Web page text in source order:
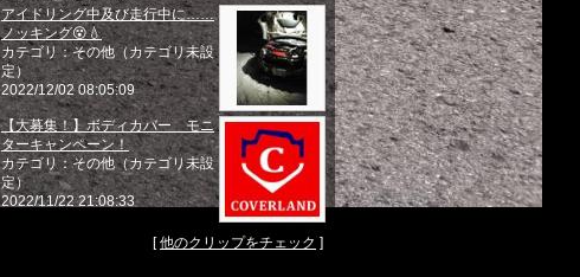
アイドリング中及び走行中に……
ノッキング😵💧
カテゴリ：その他（カテゴリ未設
定）
2022/12/02 08:05:09
【大募集！】ボディカバー モニ
ターキャンペーン！
カテゴリ：その他（カテゴリ未設
定）
2022/11/22 21:08:33
[他のクリップをチェック ]